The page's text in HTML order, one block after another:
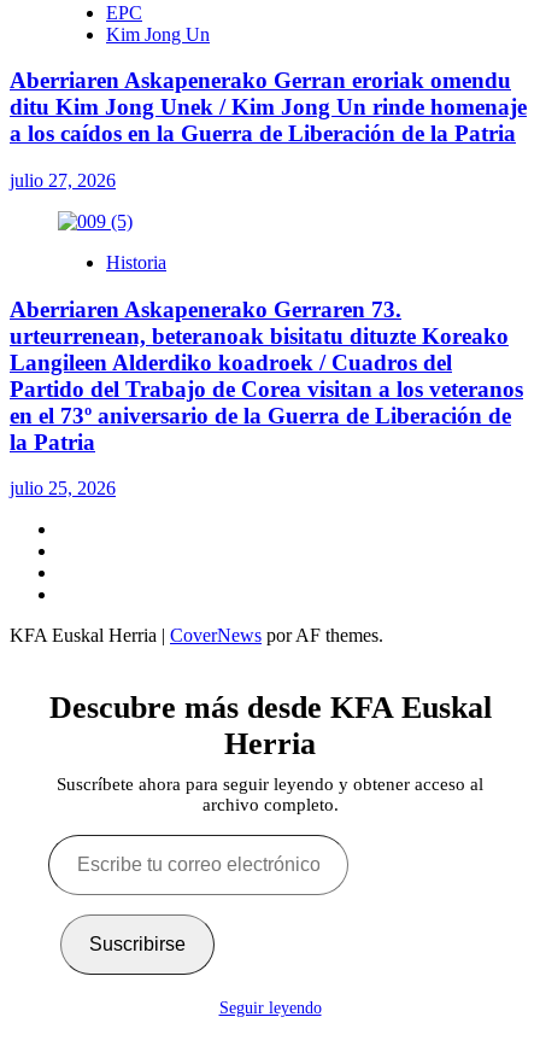
EPC
Kim Jong Un
Aberriaren Askapenerako Gerran eroriak omendu
ditu Kim Jong Unek / Kim Jong Un rinde homenaje
a los caídos en la Guerra de Liberación de la Patria
julio 27, 2026
Historia
Aberriaren Askapenerako Gerraren 73.
urteurrenean, beteranoak bisitatu dituzte Koreako
Langileen Alderdiko koadroek / Cuadros del
Partido del Trabajo de Corea visitan a los veteranos
en el 73º aniversario de la Guerra de Liberación de
la Patria
julio 25, 2026
KFA Euskal Herria | CoverNews por AF themes.
Descubre más desde KFA Euskal
Herria
Suscríbete ahora para seguir leyendo y obtener acceso al
archivo completo.
Escribe
tu
correo
Suscribirse
Seguir leyendo